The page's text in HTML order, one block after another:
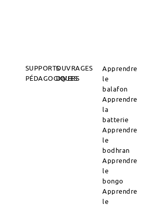
SUPPORTS
PÉDAGOGIQUES
OUVRAGES
DIVERS
Apprendre
le
balafon
Apprendre
la
batterie
Apprendre
le
bodhran
Apprendre
le
bongo
Apprendre
le